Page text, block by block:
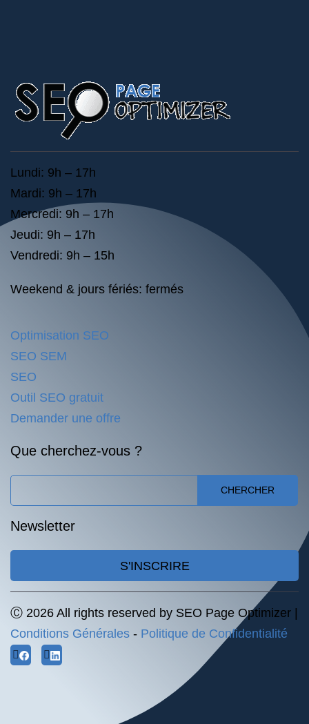
Lundi: 9h – 17h
Mardi: 9h – 17h
Mercredi: 9h – 17h
Jeudi: 9h – 17h
Vendredi: 9h – 15h
Weekend & jours fériés: fermés
Optimisation SEO
SEO SEM
SEO
Outil SEO gratuit
Demander une offre
Que cherchez-vous ?
CHERCHER
Newsletter
S'INSCRIRE
Ⓒ 2026 All rights reserved by SEO Page Optimizer |
Conditions Générales - Politique de Confidentialité